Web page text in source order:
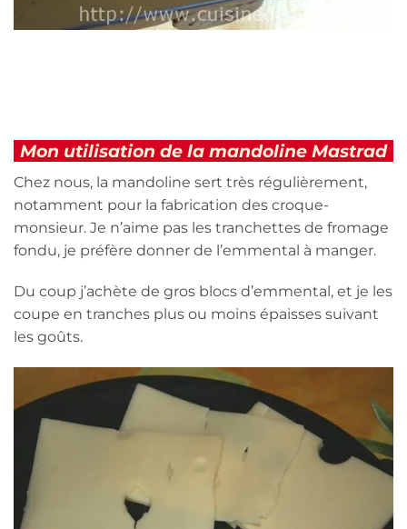
Mon utilisation de la mandoline Mastrad
Chez nous, la mandoline sert très régulièrement,
notamment pour la fabrication des croque-
monsieur. Je n’aime pas les tranchettes de fromage
fondu, je préfère donner de l’emmental à manger.
Du coup j’achète de gros blocs d’emmental, et je les
coupe en tranches plus ou moins épaisses suivant
les goûts.